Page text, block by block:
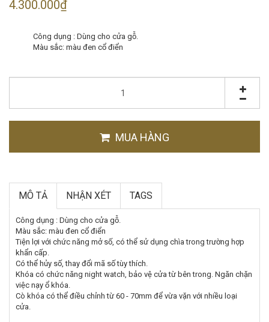
4.300.000₫
Công dụng : Dùng cho cửa gỗ.
Màu sắc: màu đen cổ điển
MUA HÀNG
MÔ TẢ NHẬN XÉT TAGS
Công dụng : Dùng cho cửa gỗ.
Màu sắc: màu đen cổ điển
Tiện lợi với chức năng mở số, có thể sử dụng chìa trong trường hợp
khẩn cấp.
Có thể hủy số, thay đổi mã số tùy thích.
Khóa có chức năng night watch, bảo vệ cửa từ bên trong. Ngăn chặn
việc nạy ổ khóa.
Cò khóa có thể điều chỉnh từ 60 - 70mm để vừa vặn với nhiều loại
cửa.